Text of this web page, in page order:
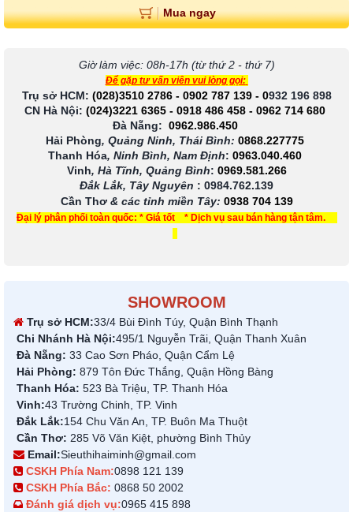
Mua ngay
Giờ làm việc: 08h-17h (từ thứ 2 - thứ 7)
Để gặp tư vấn viên vui lòng gọi:
Trụ sở HCM: (028)3510 2786 - 0902 787 139- 0932 196 898
CN Hà Nội: (024)3221 6365 - 0918 486 458 - 0962 714 680
Đà Nẵng: 0962.986.450
Hải Phòng, Quảng Ninh, Thái Bình: 0868.227775
Thanh Hóa, Ninh Bình, Nam Định: 0963.040.460
Vinh, Hà Tĩnh, Quảng Bình: 0969.581.266
Đắk Lắk, Tây Nguyên : 0984.762.139
Cần Thơ & các tỉnh miền Tây: 0938 704 139
Đại lý phân phối toàn quốc: * Giá tốt * Dịch vụ sau bán hàng tận tâm.
SHOWROOM
Trụ sở HCM:33/4 Bùi Đình Túy, Quận Bình Thạnh
Chi Nhánh Hà Nội:495/1 Nguyễn Trãi, Quận Thanh Xuân
Đà Nẵng: 33 Cao Sơn Pháo, Quận Cẩm Lệ
Hải Phòng: 879 Tôn Đức Thắng, Quận Hồng Bàng
Thanh Hóa: 523 Bà Triệu, TP. Thanh Hóa
Vinh:43 Trường Chinh, TP. Vinh
Đắk Lắk:154 Chu Văn An, TP. Buôn Ma Thuột
Cần Thơ: 285 Võ Văn Kiệt, phường Bình Thủy
Email:Sieuthihaiminh@gmail.com
CSKH Phía Nam:0898 121 139
CSKH Phía Bắc: 0868 50 2002
Đánh giá dịch vụ:0965 415 898